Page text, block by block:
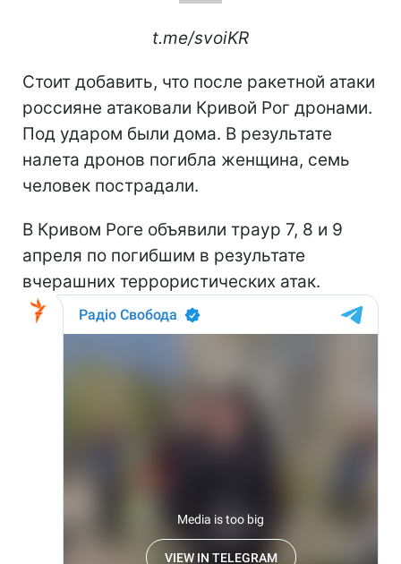
t.me/svoiKR
Стоит добавить, что после ракетной атаки
россияне атаковали Кривой Рог дронами.
Под ударом были дома. В результате
налета дронов погибла женщина, семь
человек пострадали.
В Кривом Роге объявили траур 7, 8 и 9
апреля по погибшим в результате
вчерашних террористических атак.